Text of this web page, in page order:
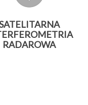
RADAROWA